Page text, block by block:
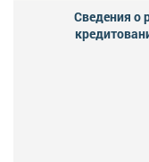
Сведения о